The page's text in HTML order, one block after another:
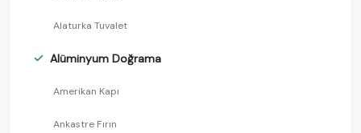
Alaturka Tuvalet
Alüminyum Doğrama
Amerikan Kapı
Ankastre Fırın